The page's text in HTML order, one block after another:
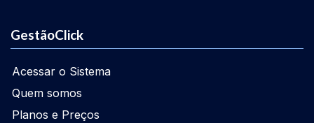
GestãoClick
Acessar o Sistema
Quem somos
Planos e Preços